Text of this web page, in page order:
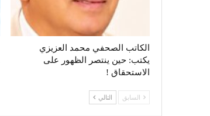
الكاتب الصحفي محمد العزيزي
يكتب: حين ينتصر الظهور على
الاستحقاق !
السابق التالي